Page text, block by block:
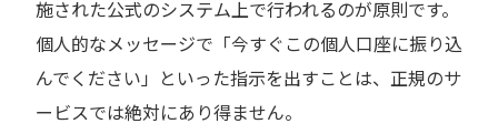
施された公式のシステム上で行われるのが原則です。
個人的なメッセージで「今すぐこの個人口座に振り込
んでください」といった指示を出すことは、正規のサ
ービスでは絶対にあり得ません。